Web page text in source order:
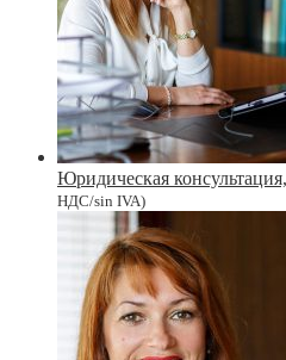
Юридическая
НДС/sin IVA)